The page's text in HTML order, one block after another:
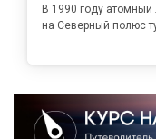
В 1990 году
на Северный полюс